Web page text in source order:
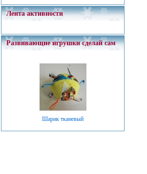
Лента активности
Развивающие игрушки сделай сам
Шарик тканевый